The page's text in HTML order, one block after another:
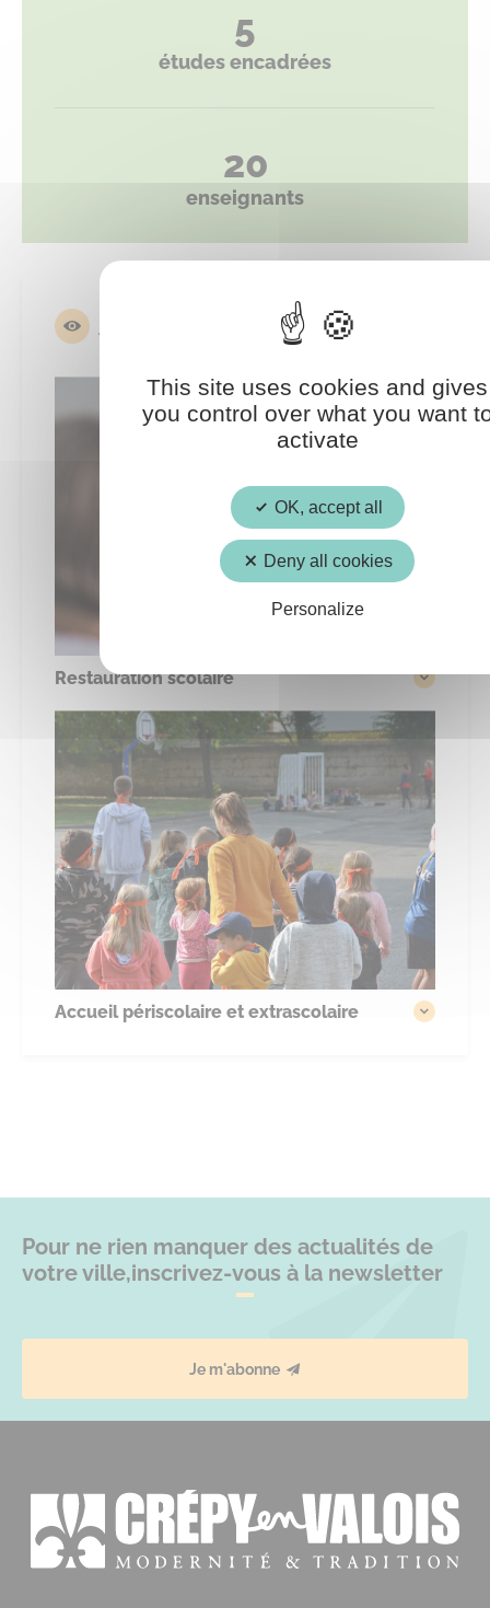
5
études encadrées
20
enseignants
À VOIR AUSSI
Restauration scolaire
Accueil périscolaire et extrascolaire
Pour ne rien manquer des actualités de
votre ville,inscrivez-vous à la newsletter
Je m'abonne
This site uses cookies and gives
you control over what you want
activate
OK, accept all
Deny all cookies
Personalize